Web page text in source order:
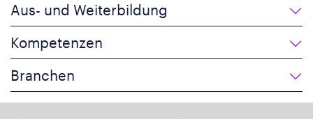
Aus- und Weiterbildung
Kompetenzen
Branchen